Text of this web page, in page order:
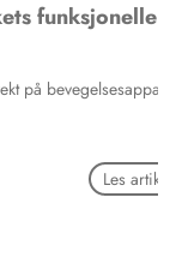
funksjonelle
på
Les